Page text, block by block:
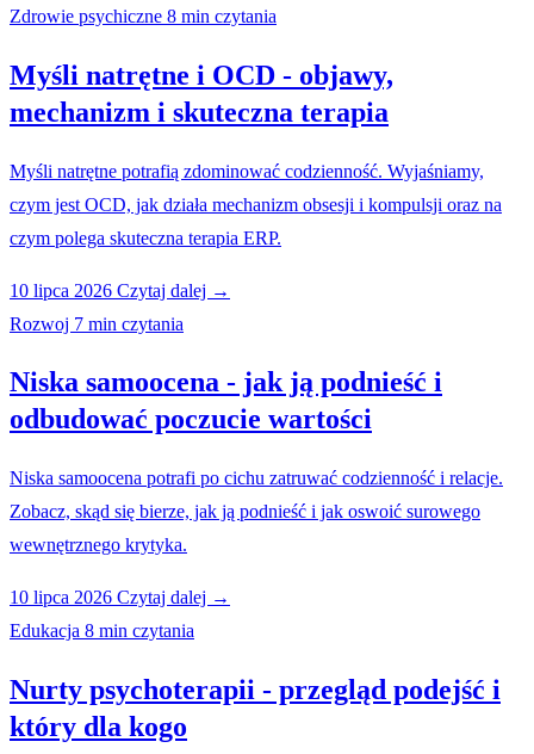
Zdrowie psychiczne 8 min czytania
Myśli natrętne i OCD - objawy,
mechanizm i skuteczna terapia
Myśli natrętne potrafią zdominować codzienność. Wyjaśniamy,
czym jest OCD, jak działa mechanizm obsesji i kompulsji oraz na
czym polega skuteczna terapia ERP.
10 lipca 2026 Czytaj dalej →
Rozwoj 7 min czytania
Niska samoocena - jak ją podnieść i
odbudować poczucie wartości
Niska samoocena potrafi po cichu zatruwać codzienność i relacje.
Zobacz, skąd się bierze, jak ją podnieść i jak oswoić surowego
wewnętrznego krytyka.
10 lipca 2026 Czytaj dalej →
Edukacja 8 min czytania
Nurty psychoterapii - przegląd podejść i
który dla kogo